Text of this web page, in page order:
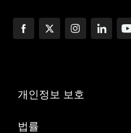
개인정보 보호
법률